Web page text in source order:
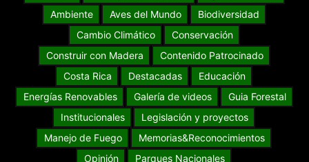
Ambiente
Aves del Mundo
Biodiversidad
Cambio Climático
Conservación
Construir con Madera
Contenido Patrocinado
Costa Rica
Destacadas
Educación
Energías Renovables
Galería de videos
Guia Forestal
Institucionales
Legislación y proyectos
Manejo de Fuego
Memorias&Reconocimientos
Opinión
Parques Nacionales